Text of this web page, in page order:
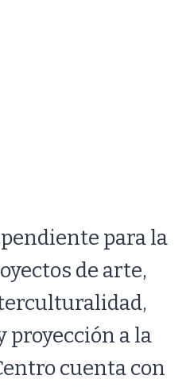
para la
de arte,
proyección a la
cuenta con